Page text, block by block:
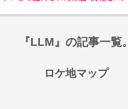
『LLM』の記事一覧。
ロケ地マップ